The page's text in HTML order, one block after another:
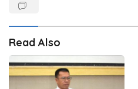
Read Also